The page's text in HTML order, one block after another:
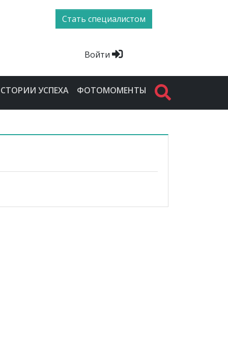
Стать специалистом
Войти
УСПЕХА ФОТОМОМЕНТЫ